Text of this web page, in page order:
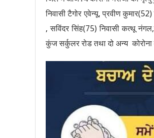
निवासी टैगोर एवेन्यू, प्रवीण
, सविंदर सिंह(75) निवासी कत्थू
कुंज सर्कुलर रोड तथा दो अन्य कोरोना